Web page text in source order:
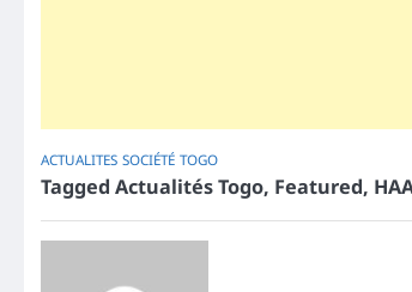
ACTUALITES SOCIÉTÉ TOGO
Tagged Actualités Togo, Featured,